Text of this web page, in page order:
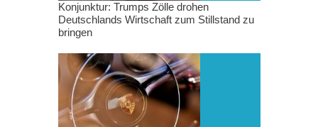
Konjunktur: Trumps Zölle drohen
Deutschlands Wirtschaft zum Stillstand zu
bringen